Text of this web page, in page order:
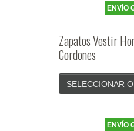
ENVÍO
Zapatos Vestir
Cordones
SELECCIONAR
ENVÍO